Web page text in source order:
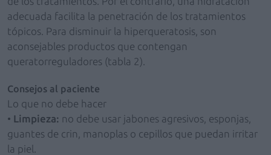
adecuada facilita la penetración de los tratamientos
tópicos. Para disminuir la hiperqueratosis, son
aconsejables productos que contengan
queratorreguladores (tabla 2).
Consejos al paciente
Lo que no debe hacer
• Limpieza: no debe usar jabones agresivos, esponjas,
guantes de crin, manoplas o cepillos que puedan irritar
la piel.